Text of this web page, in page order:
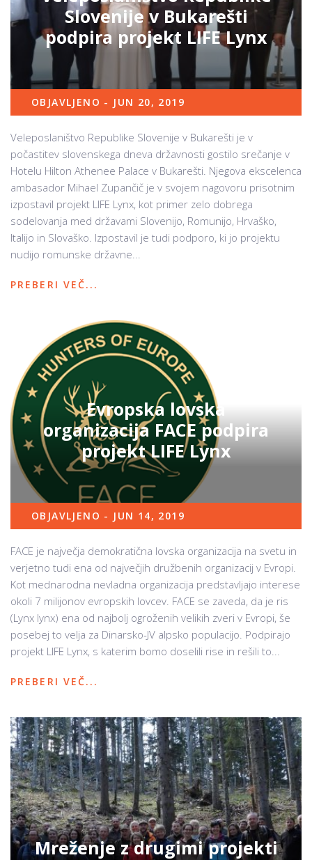
Slovenije v Bukarešti
podpira projekt LIFE Lynx
OBJAVLJENO - JUN 20, 2019
Veleposlaništvo Republike Slovenije v Bukarešti je v
počastitev slovenskega dneva državnosti gostilo srečanje v
Hotelu Hilton Athenee Palace v Bukarešti. Njegova ekscelenca
ambasador Mihael Zupančič je v svojem nagovoru prisotnim
izpostavil projekt LIFE Lynx, kot primer zelo dobrega
sodelovanja med državami Slovenijo, Romunijo, Hrvaško,
Italijo in Slovaško. Izpostavil je tudi podporo, ki jo projektu
nudijo romunske državne...
PREBERI VEČ...
Evropska lovska
organizacija FACE podpira
projekt LIFE Lynx
OBJAVLJENO - JUN 14, 2019
FACE je največja demokratična lovska organizacija na svetu in
verjetno tudi ena od največjih družbenih organizacij v Evropi.
Kot mednarodna nevladna organizacija predstavljajo interese
okoli 7 milijonov evropskih lovcev. FACE se zaveda, da je ris
(Lynx lynx) ena od najbolj ogroženih velikih zveri v Evropi, še
posebej to velja za Dinarsko-JV alpsko populacijo. Podpirajo
projekt LIFE Lynx, s katerim bomo doselili rise in rešili to...
PREBERI VEČ...
Mreženje z drugimi projekti